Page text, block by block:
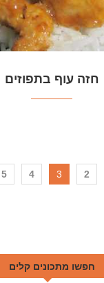
חזה עוף בתפוזים
2
3
4
5
חפשו מתכונים קלים